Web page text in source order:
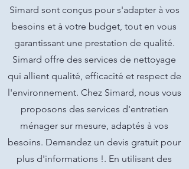
Simard sont conçus pour s'adapter à vos
besoins et à votre budget, tout en vous
garantissant une prestation de qualité.
Simard offre des services de nettoyage
qui allient qualité, efficacité et respect de
l'environnement. Chez Simard, nous vous
proposons des services d'entretien
ménager sur mesure, adaptés à vos
besoins. Demandez un devis gratuit pour
plus d'informations !. En utilisant des